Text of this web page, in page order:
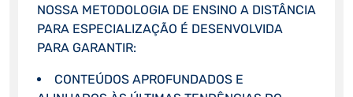
NOSSA METODOLOGIA DE ENSINO A DISTÂNCIA
PARA ESPECIALIZAÇÃO É DESENVOLVIDA
PARA GARANTIR:
CONTEÚDOS APROFUNDADOS E